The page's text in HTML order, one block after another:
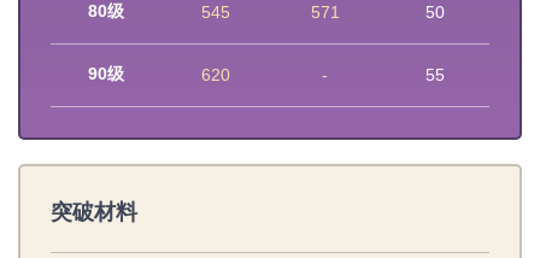
80级 545 571 50
90级 620 - 55
突破材料